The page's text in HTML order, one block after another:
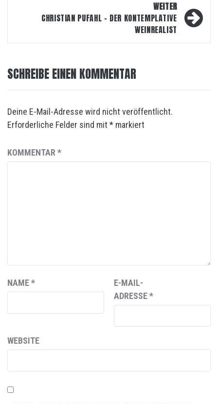
WEITER
CHRISTIAN PUFAHL – DER KONTEMPLATIVE
WEINREALIST
SCHREIBE EINEN KOMMENTAR
Deine E-Mail-Adresse wird nicht veröffentlicht.
Erforderliche Felder sind mit * markiert
KOMMENTAR*
NAME*
E-MAIL-
ADRESSE*
WEBSITE